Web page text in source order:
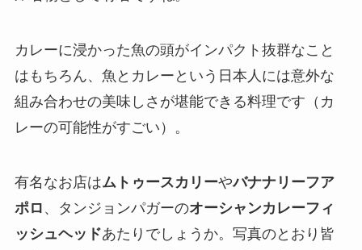
カレーに浸かった魚の頭がインパクト抜群なこと
はもちろん、魚とカレーという日本人には意外な
組み合わせの美味しさが堪能できる料理です（カ
レーの可能性がすごい）。
有名なお店はムトゥースカリーやバナナリーフア
ポロ 、タンジョンパガーのオーシャンカレーフィ
ッシュヘッドあたりでしょうか。写真のとおり皆